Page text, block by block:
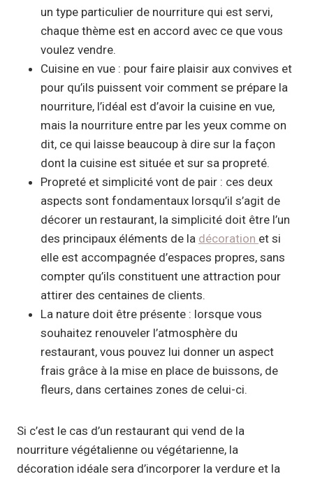
un type particulier de nourriture qui est servi,
chaque thème est en accord avec ce que vous
voulez vendre.
Cuisine en vue : pour faire plaisir aux convives et
pour qu’ils puissent voir comment se prépare la
nourriture, l’idéal est d’avoir la cuisine en vue,
mais la nourriture entre par les yeux comme on
dit, ce qui laisse beaucoup à dire sur la façon
dont la cuisine est située et sur sa propreté.
Propreté et simplicité vont de pair : ces deux
aspects sont fondamentaux lorsqu’il s’agit de
décorer un restaurant, la simplicité doit être l’un
des principaux éléments de la décoration et si
elle est accompagnée d’espaces propres, sans
compter qu’ils constituent une attraction pour
attirer des centaines de clients.
La nature doit être présente : lorsque vous
souhaitez renouveler l’atmosphère du
restaurant, vous pouvez lui donner un aspect
frais grâce à la mise en place de buissons, de
fleurs, dans certaines zones de celui-ci.
Si c’est le cas d’un restaurant qui vend de la
nourriture végétalienne ou végétarienne, la
décoration idéale sera d’incorporer la verdure et la